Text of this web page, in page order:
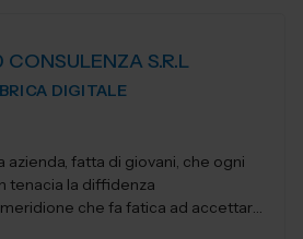
CONSULENZA S.R.L
DIGITALE
azienda, fatta di giovani, che ogni
tenacia la diffidenza
che fa fatica ad accettare